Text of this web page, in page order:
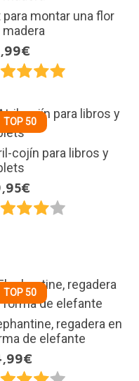
para montar una flor
madera
TOP 50
cojín para libros y
TOP 50
regadera en
de elefante